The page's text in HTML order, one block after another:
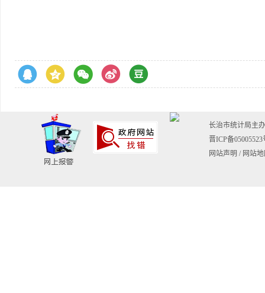
长治市统计局主
晋ICP备05005523
网站声明 / 网站